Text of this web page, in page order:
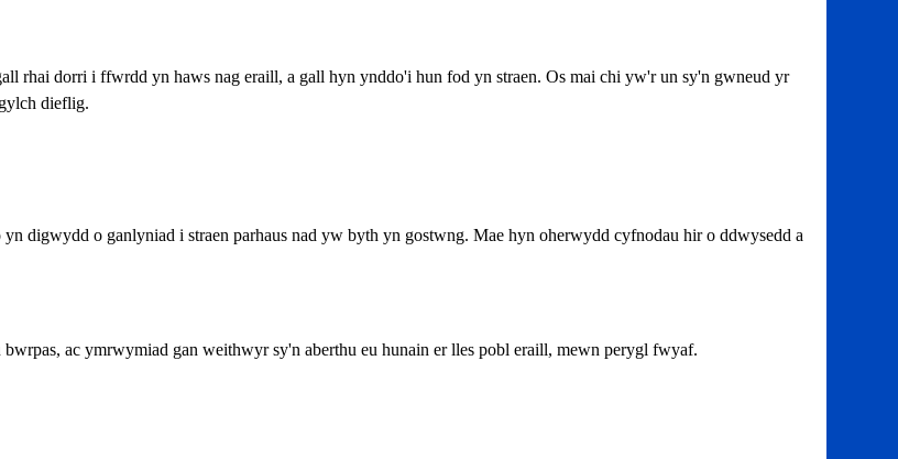
dorri i ffwrdd yn haws nag eraill, a gall hyn ynddo'i hun fod yn straen. Os mai chi yw'r un sy'n gwneud yr
dieflig.
digwydd o ganlyniad i straen parhaus nad yw byth yn gostwng. Mae hyn oherwydd cyfnodau hir o ddwysedd a
ac ymrwymiad gan weithwyr sy'n aberthu eu hunain er lles pobl eraill, mewn perygl fwyaf.